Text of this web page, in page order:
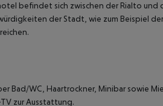
befindet sich zwischen der Rialto und
der Stadt, wie zum Beispiel
Bad/WC, Haartrockner, Minibar sowie
zur Ausstattung.